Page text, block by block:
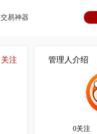
交易神器
关注 管理人介绍
0关注